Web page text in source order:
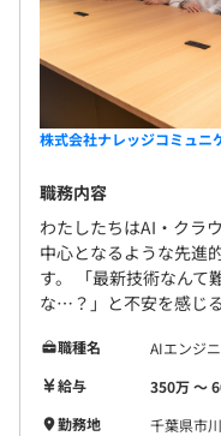
【開発環境】
・クラウド：
・言語：Python ,
・分析環境：
Amazon Sagemaker
・大規模データ加工
・開発環境：Visual
・社内チャットツー
当社のメンバーの8割
す。
入社して1〜2年目から
株式会社ナレッジコミュニ
職務内容
わたしたちはAI・クラ
中心となるような先進
す。 「最新技術なん
な…？」と不安を感じ
職種名
AIエンジ
給与
350万 〜
勤務地
千葉県市